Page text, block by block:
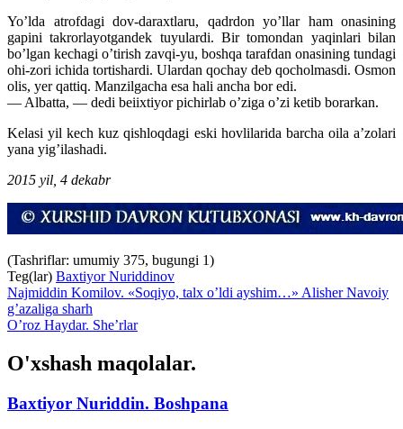
Yo’lda atrofdagi dov-daraxtlaru, qadrdon yo’llar ham onasining
gapini takrorlayotgandek tuyulardi. Bir tomondan yaqinlari bilan
bo’lgan kechagi o’tirish zavqi-yu, boshqa tarafdan onasining tundagi
ohi-zori ichida tortishardi. Ulardan qochay deb qocholmasdi. Osmon
olis, yer qattiq. Manzilgacha esa hali ancha bor edi.
— Albatta, — dedi beiixtiyor pichirlab o’ziga o’zi ketib borarkan.
Kelasi yil kech kuz qishloqdagi eski hovlilarida barcha oila a’zolari
yana yig’ilashadi.
2015 yil, 4 dekabr
(Tashriflar: umumiy 375, bugungi 1)
Teg(lar) Baxtiyor Nuriddinov
Najmiddin Komilov. «Soqiyo, talx o’ldi ayshim…» Alisher Navoiy
g’azaliga sharh
O’roz Haydar. She’rlar
O'xshash maqolalar.
Baxtiyor Nuriddin. Boshpana